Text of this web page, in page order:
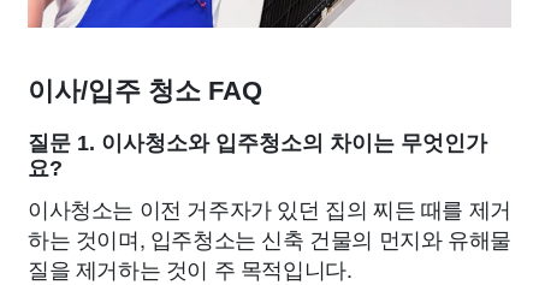
이사/입주 청소 FAQ
질문 1. 이사청소와 입주청소의 차이는 무엇인가
요?
이사청소는 이전 거주자가 있던 집의 찌든 때를 제거
하는 것이며, 입주청소는 신축 건물의 먼지와 유해물
질을 제거하는 것이 주 목적입니다.